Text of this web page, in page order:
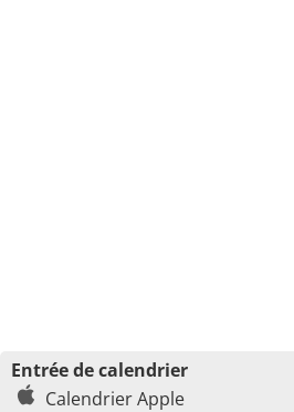
Entrée de calendrier
Calendrier Apple